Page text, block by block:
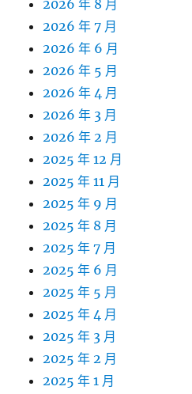
2026 年 8 月
2026 年 7 月
2026 年 6 月
2026 年 5 月
2026 年 4 月
2026 年 3 月
2026 年 2 月
2025 年 12 月
2025 年 11 月
2025 年 9 月
2025 年 8 月
2025 年 7 月
2025 年 6 月
2025 年 5 月
2025 年 4 月
2025 年 3 月
2025 年 2 月
2025 年 1 月